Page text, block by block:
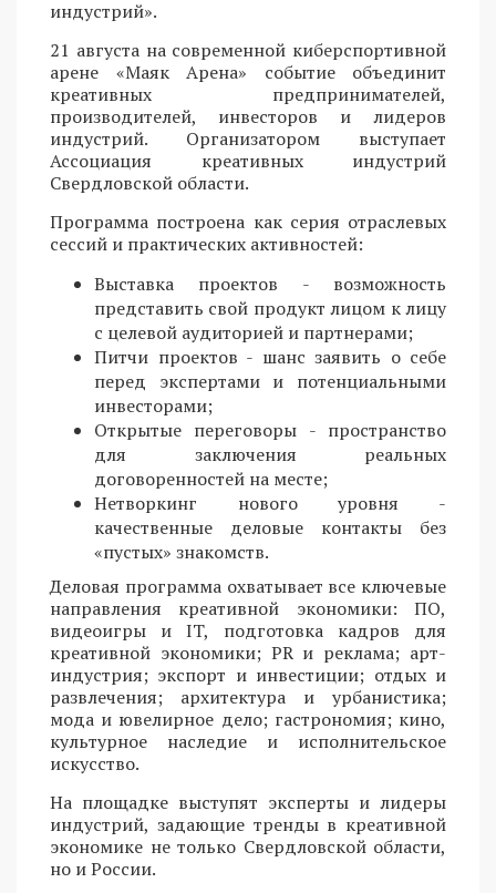
индустрий».
21 августа на современной киберспортивной
арене «Маяк Арена» событие объединит
креативных предпринимателей,
производителей, инвесторов и лидеров
индустрий. Организатором выступает
Ассоциация креативных индустрий
Свердловской области.
Программа построена как серия отраслевых
сессий и практических активностей:
Выставка проектов - возможность
представить свой продукт лицом к лицу
с целевой аудиторией и партнерами;
Питчи проектов - шанс заявить о себе
перед экспертами и потенциальными
инвесторами;
Открытые переговоры - пространство
для заключения реальных
договоренностей на месте;
Нетворкинг нового уровня -
качественные деловые контакты без
«пустых» знакомств.
Деловая программа охватывает все ключевые
направления креативной экономики: ПО,
видеоигры и IT, подготовка кадров для
креативной экономики; PR и реклама; арт-
индустрия; экспорт и инвестиции; отдых и
развлечения; архитектура и урбанистика;
мода и ювелирное дело; гастрономия; кино,
культурное наследие и исполнительское
искусство.
На площадке выступят эксперты и лидеры
индустрий, задающие тренды в креативной
экономике не только Свердловской области,
но и России.